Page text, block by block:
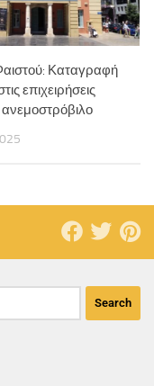
Καταγραφή
επιχειρήσεις